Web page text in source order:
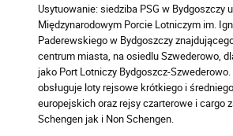
Usytuowanie: siedziba PSG w Bydgoszczy
Międzynarodowym Porcie Lotniczym im.
Paderewskiego w Bydgoszczy
centrum miasta, na osiedlu Szwederowo,
jako Port Lotniczy Bydgoszcz-
obsługuje loty rejsowe krótkiego i
europejskich oraz rejsy czarterowe i cargo
Schengen jak i Non Schengen.